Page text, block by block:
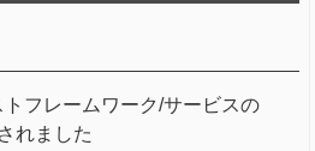
フレームワーク/サービスの
れました